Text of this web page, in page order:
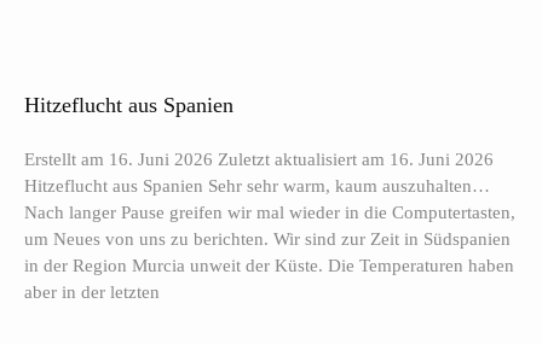
Hitzeflucht aus Spanien
Erstellt am 16. Juni 2026 Zuletzt aktualisiert am 16. Juni 2026
Hitzeflucht aus Spanien Sehr sehr warm, kaum auszuhalten…
Nach langer Pause greifen wir mal wieder in die Computertasten,
um Neues von uns zu berichten. Wir sind zur Zeit in Südspanien
in der Region Murcia unweit der Küste. Die Temperaturen haben
aber in der letzten